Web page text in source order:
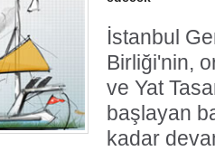
İstanbul
Birliği'nin,
ve Yat
başlayan
kadar